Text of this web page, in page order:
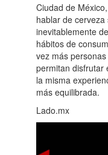
Ciudad de
hablar de
inevitablemente
hábitos de
vez más
permitan disfrutar
la misma
más equilibrada.
Lado.mx